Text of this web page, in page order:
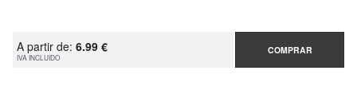
A partir de: 6.99 €
IVA INCLUIDO
COMPRAR